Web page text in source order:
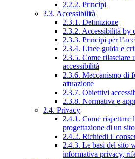
2.2.2. Principi
2.3. Accessibilità
2.3.1. Definizione
2.3.2. Accessibilità by
2.3.3. Principi per
2.3.4. Linee guida e
2.3.5. Come rilasciare
accessibilità
2.3.6. Meccanismo di
attuazione
2.3.7. Obiettivi
2.3.8. Normativa e
2.4. Privacy
2.4.1. Come rispettare
progettazione di un
2.4.2. Richiedi il
2.4.3. Le basi del sito
informativa privacy,